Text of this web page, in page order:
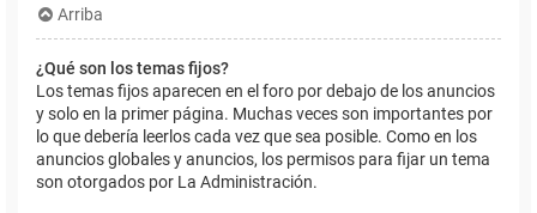
Arriba
¿Qué son los temas fijos?
Los temas fijos aparecen en el foro por debajo de los anuncios
y solo en la primer página. Muchas veces son importantes por
lo que debería leerlos cada vez que sea posible. Como en los
anuncios globales y anuncios, los permisos para fijar un tema
son otorgados por La Administración.